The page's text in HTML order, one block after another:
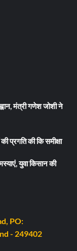
मंत्री गणेश जोशी ने
प्रगति की कि समीक्षा
युवा किसान की
PO:
- 249402